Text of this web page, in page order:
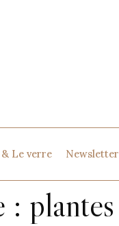
Le verre Newsletter
: